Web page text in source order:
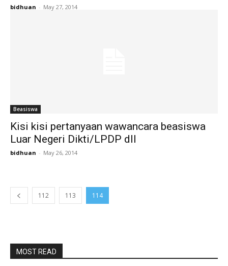
bidhuan - May 27, 2014
Beasiswa
Kisi kisi pertanyaan wawancara beasiswa
Luar Negeri Dikti/LPDP dll
bidhuan - May 26, 2014
112 113 114
MOST READ